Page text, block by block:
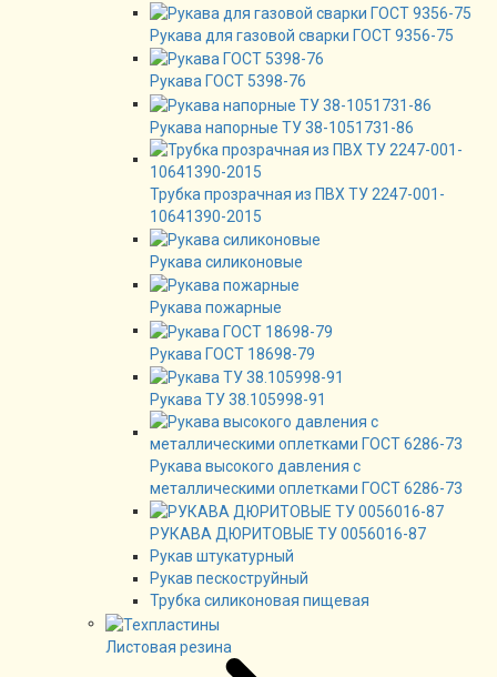
Рукава для газовой сварки ГОСТ 9356-75
Рукава ГОСТ 5398-76
Рукава напорные ТУ 38-1051731-86
Трубка прозрачная из ПВХ ТУ 2247-001-
10641390-2015
Рукава силиконовые
Рукава пожарные
Рукава ГОСТ 18698-79
Рукава ТУ 38.105998-91
Рукава высокого давления с
металлическими оплетками ГОСТ 6286-73
РУКАВА ДЮРИТОВЫЕ ТУ 0056016-87
Рукав штукатурный
Рукав пескоструйный
Трубка силиконовая пищевая
Листовая резина